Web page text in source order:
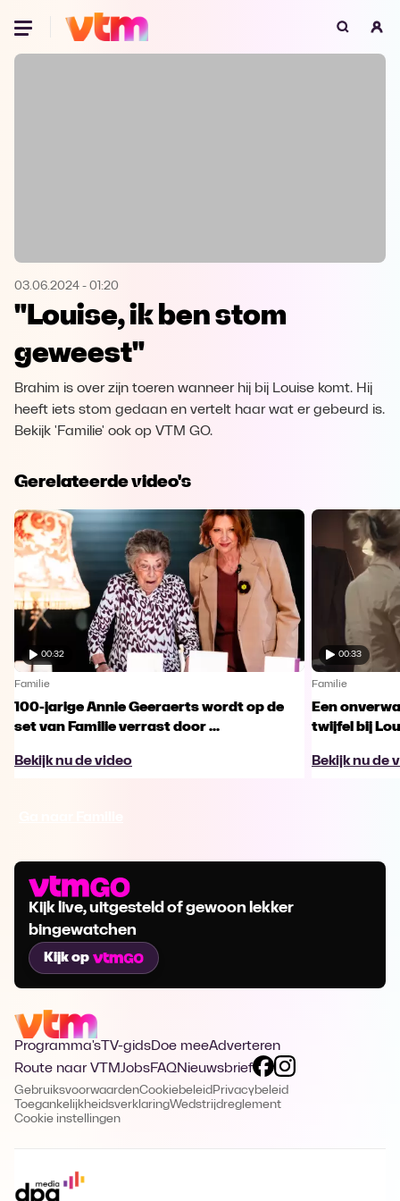
Oeps, browser niet ondersteund
Microsoft Edge Download
Opera
03.06.2024 - 01:20
"Louise, ik ben stom
geweest"
Brahim is over zijn toeren wanneer hij bij Louise komt. Hij
heeft iets stom gedaan en vertelt haar wat er gebeurd is.
Bekijk 'Familie' ook op VTM GO.
Gerelateerde video's
00:32
Familie
100-jarige Annie Geeraerts wordt op de
set van Familie verrast door ...
Bekijk nu de video
00:33
Familie
Een
twijfel bij
Bekijk nu de
Kijk live, uitgesteld of gewoon lekker
bingewatchen
Kijk op
Programma's TV-gidsDoe meeAdverteren
Route naar VTMJobsFAQNieuwsbrief
GebruiksvoorwaardenCookiebeleid Privacybeleid
ToegankelijkheidsverklaringWedstrijdreglement
Cookie instellingen